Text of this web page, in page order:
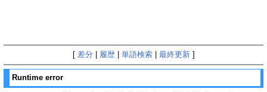
[ 差分 履歴| 単語検索| 最終更新]
Runtime error